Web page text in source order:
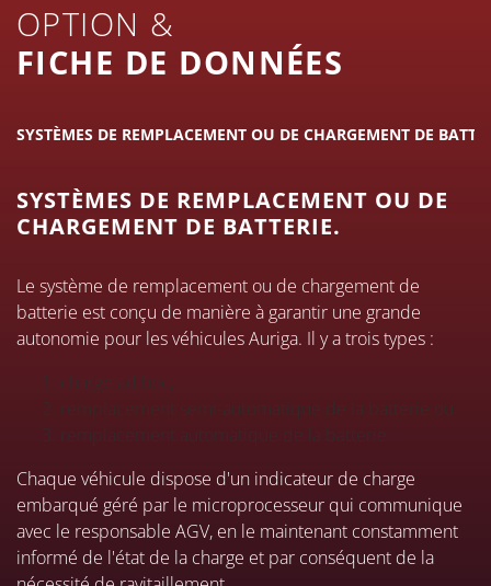
OPTION &
FICHE DE DONNÉES
SYSTÈMES DE REMPLACEMENT OU DE CHARGEMENT DE
SYSTÈMES DE REMPLACEMENT OU DE
CHARGEMENT DE BATTERIE.
Le système de remplacement ou de chargement de
batterie est conçu de manière à garantir une grande
autonomie pour les véhicules Auriga. Il y a trois types :
charge ad hoc,
remplacement semi-automatique de la batterie ou
remplacement automatique de la batterie.
Chaque véhicule dispose d'un indicateur de charge
embarqué géré par le microprocesseur qui communique
avec le responsable AGV, en le maintenant constamment
informé de l'état de la charge et par conséquent de la